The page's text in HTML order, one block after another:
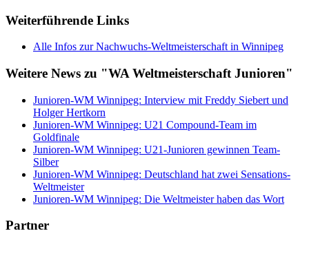
Weiterführende Links
Alle Infos zur Nachwuchs-Weltmeisterschaft in Winnipeg
Weitere News zu "WA Weltmeisterschaft Junioren"
Junioren-WM Winnipeg: Interview mit Freddy Siebert und
Holger Hertkorn
Junioren-WM Winnipeg: U21 Compound-Team im
Goldfinale
Junioren-WM Winnipeg: U21-Junioren gewinnen Team-
Silber
Junioren-WM Winnipeg: Deutschland hat zwei Sensations-
Weltmeister
Junioren-WM Winnipeg: Die Weltmeister haben das Wort
Partner